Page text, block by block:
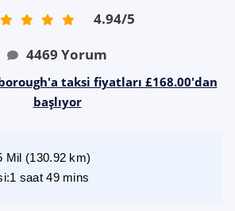
4.94/5
4469 Yorum
taksi fiyatları £168.00'dan
başlıyor
Mil (130.92 km)
:1 saat 49 mins